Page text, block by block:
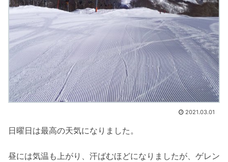
2021.03.01
日曜日は最高の天気になりました。
昼には気温も上がり、汗ばむほどになりましたが、ゲレン